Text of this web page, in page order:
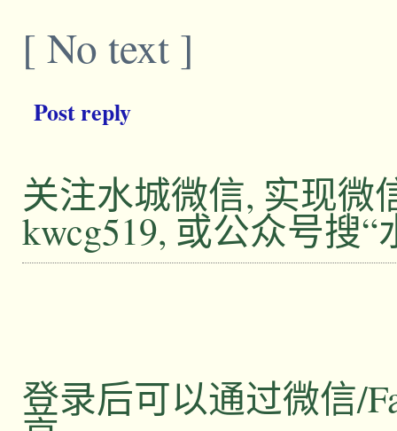
[ No text ]
Post reply
关注水城微信, 实现微
kwcg519, 或公众号搜“
登录后可以通过微信/